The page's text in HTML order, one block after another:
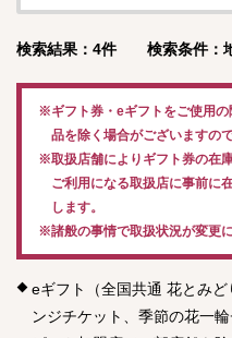
検索結果：4件 検索条件：
※ギフト券・eギフトをご使用
品を除く場合がございますの
※取扱店舗によりギフト券の在
ご利用になる取扱店に事前に
します。
※諸般の事情で取扱状況が変更
eギフト（全国共通 花とみ
ンジチケット、季節の花一